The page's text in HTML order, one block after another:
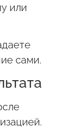
или
сами.